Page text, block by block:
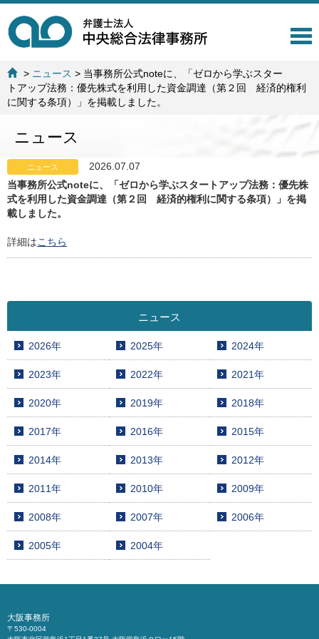
T
l
a
t
> ニュース > 当事務所公式noteに、「ゼロから学ぶスター
トアップ法務：優先株式を利用した資金調達（第２回 経済的権利
に関する条項）」を掲載しました。
ニュース
ニュース
2026.07.07
当事務所公式noteに、「ゼロから学ぶスタートアップ法務：優先株
式を利用した資金調達（第２回 経済的権利に関する条項）」を掲
載しました。
詳細はこちら
ニュース
2026年 2025年 2024年
2023年 2022年 2021年
2020年 2019年 2018年
2017年 2016年 2015年
2014年 2013年 2012年
2011年 2010年 2009年
2008年 2007年 2006年
2005年 2004年
大阪事務所
〒530-0004